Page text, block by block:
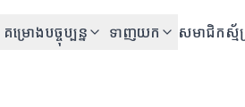
គម្រោងបច្ចុប្បន្ន ទាញយក សមាជិកស្ម័